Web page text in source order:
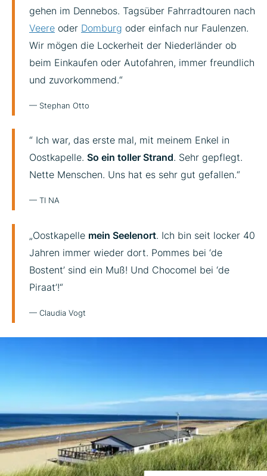
gehen im Dennebos. Tagsüber Fahrradtouren nach
Veere oder Domburg oder einfach nur Faulenzen.
Wir mögen die Lockerheit der Niederländer ob
beim Einkaufen oder Autofahren, immer freundlich
und zuvorkommend.“
— Stephan Otto
“ Ich war, das erste mal, mit meinem Enkel in
Oostkapelle. So ein toller Strand. Sehr gepflegt.
Nette Menschen. Uns hat es sehr gut gefallen.“
— TI NA
„Oostkapelle mein Seelenort. Ich bin seit locker 40
Jahren immer wieder dort. Pommes bei ‘de
Bostent’ sind ein Muß! Und Chocomel bei ‘de
Piraat’!“
— Claudia Vogt